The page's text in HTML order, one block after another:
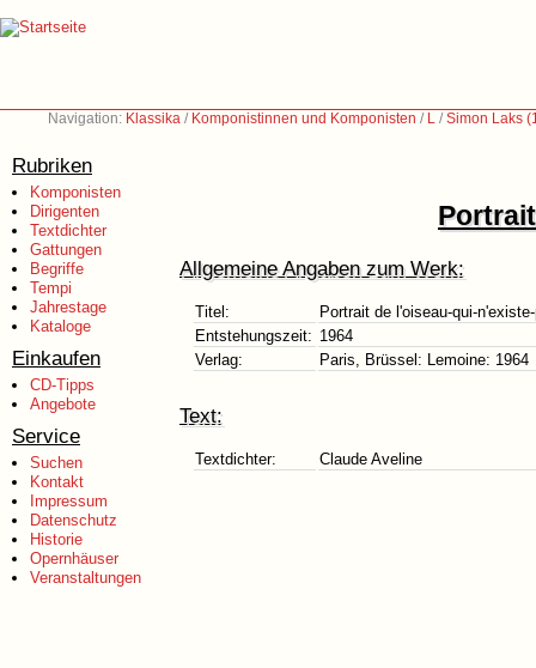
Navigation: Klassika / Komponistinnen und Komponisten / L /Simon Laks
Rubriken
Komponisten
Dirigenten
Textdichter
Gattungen
Begriffe
Tempi
Jahrestage
Kataloge
Einkaufen
CD-Tipps
Angebote
Service
Suchen
Kontakt
Impressum
Datenschutz
Historie
Opernhäuser
Veranstaltungen
Allgemeine Angaben zum Werk:
Titel:
Portrait de l'oiseau-qui-
Entstehungszeit: 1964
Verlag:
Paris, Brüssel: Lemoine: 1964
Text:
Textdichter: Claude Aveline